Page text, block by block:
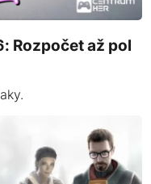
Rozpočet až pol